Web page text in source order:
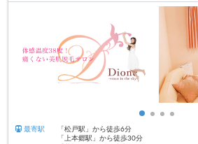
最寄駅
「松戸駅」から徒歩6分
「上本郷駅」から徒歩30分